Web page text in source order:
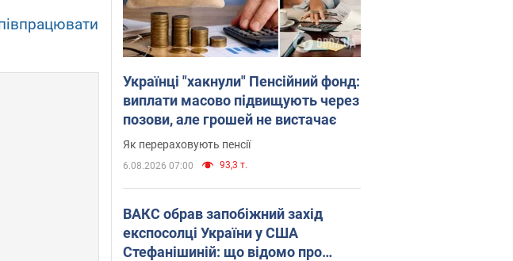
Українці "хакнули" Пенсійний фонд:
виплати масово підвищують через
позови, але грошей не вистачає
Як перераховують пенсії
6.08.2026 07:00 93,3 т.
ВАКС обрав запобіжний захід
експосолці України у США
Стефанішиній: що відомо про